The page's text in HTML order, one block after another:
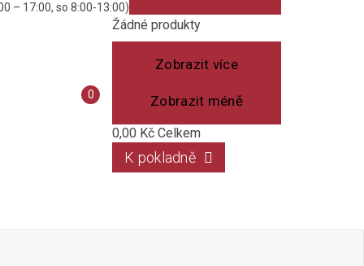
– 17:00, so 8:00-13:00)
Košík
(prázdný)
Žádné produkty
Zobrazit více
Zobrazit méně
0,00 Kč Celkem
K pokladně
Porovnání
0